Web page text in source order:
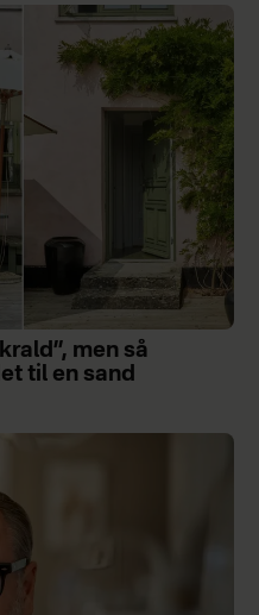
men så
til en sand